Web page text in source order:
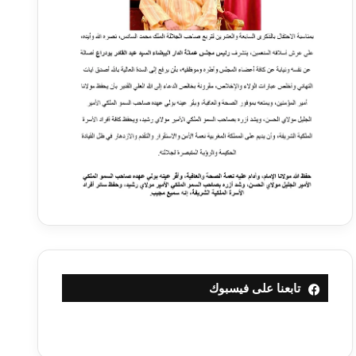
تابعنا على فيسبوك